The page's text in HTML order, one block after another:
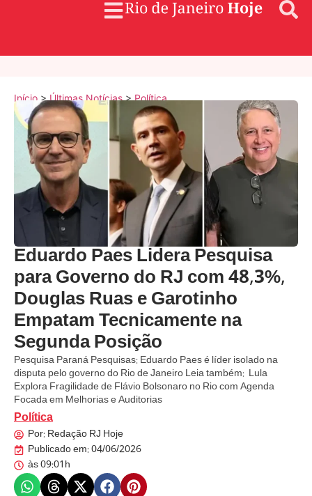
Início >Últimas Notícias>Política
Eduardo Paes Lidera Pesquisa
para Governo do RJ com 48,3%,
Douglas Ruas e Garotinho
Empatam Tecnicamente na
Segunda Posição
Pesquisa Paraná Pesquisas: Eduardo Paes é líder isolado na
disputa pelo governo do Rio de Janeiro Leia também: Lula
Explora Fragilidade de Flávio Bolsonaro no Rio com Agenda
Focada em Melhorias e Auditorias
Política
Por: Redação RJ Hoje
Publicado em:04/06/2026
às09:01h